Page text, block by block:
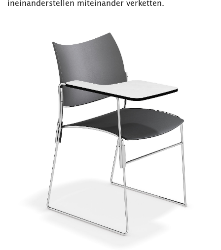
ineinanderstellen miteinander verketten.